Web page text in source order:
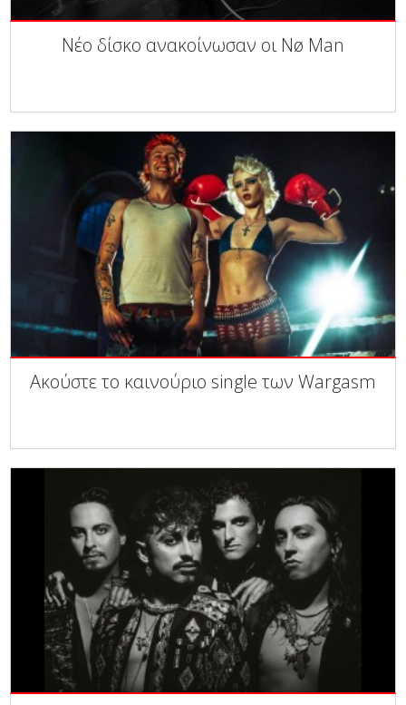
Νέο δίσκο ανακοίνωσαν οι Nø Man
Ακούστε το καινούριο single των Wargasm